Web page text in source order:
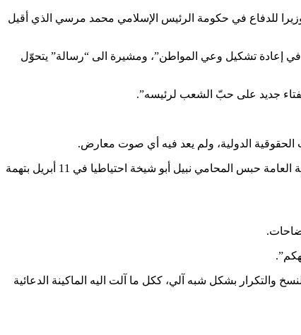
للدفاع في حكومة الرئيس الإسلامي محمد مرسي الذي أقيل
في إعادة تشكيل وعي المواطن”، ومشيرة الى “رسالة” يتحوّل
جديد على حبّ الشعب لرئيسه”.
ويقلّد الممثل الرئيس المصري بشكل بارع الى حدّ أن انتقاد ياسر جلال يمكن أن يكلّف غاليا. فوفق “الجبهة المصرية لحقوق الانسان”، قرّرت النيابة العامة حبس المحامي نبيل أبو شيخة احتياطيا في 11 أبريل بتهمة
بشكل شبه آلي، ككل ما آلت اليه الماكينة الدعائية